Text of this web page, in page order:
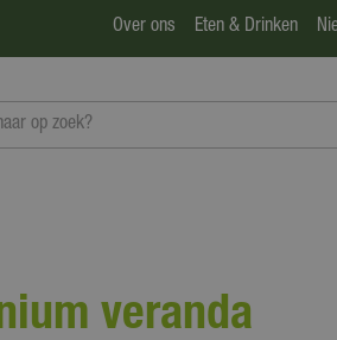
Over ons Eten & Drinken
veranda